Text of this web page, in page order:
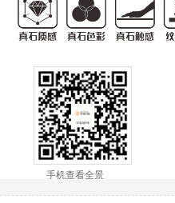
手机查看全景